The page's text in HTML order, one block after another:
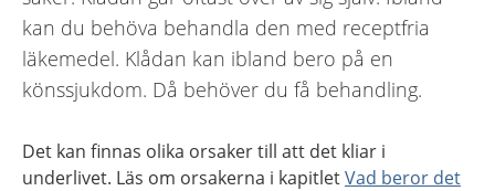
kan du behöva behandla den med receptfria
läkemedel. Klådan kan ibland bero på en
könssjukdom. Då behöver du få behandling.
Det kan finnas olika orsaker till att det kliar i
underlivet. Läs om orsakerna i kapitletVad beror det